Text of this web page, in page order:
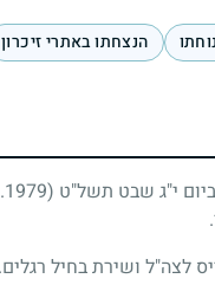
הנצחתו באתרי זיכרון
י"ג שבט תשל"ט (10.2.1979)